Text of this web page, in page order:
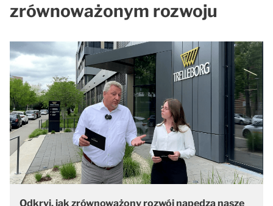
zrównoważonym rozwoju
Odkryj, jak zrównoważony rozwój napędza nasze